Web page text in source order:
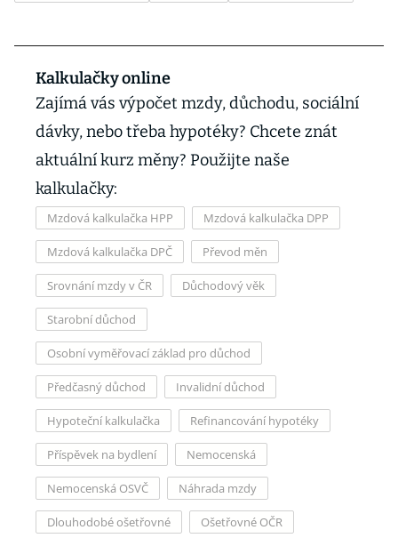
Kalkulačky online
Zajímá vás výpočet mzdy, důchodu, sociální
dávky, nebo třeba hypotéky? Chcete znát
aktuální kurz měny? Použijte naše
kalkulačky:
Mzdová kalkulačka HPP Mzdová kalkulačka DPP
Mzdová kalkulačka DPČ Převod měn
Srovnání mzdy v ČR Důchodový věk
Starobní důchod
Osobní vyměřovací základ pro důchod
Předčasný důchod Invalidní důchod
Hypoteční kalkulačka Refinancování hypotéky
Příspěvek na bydlení Nemocenská
Nemocenská OSVČ Náhrada mzdy
Dlouhodobé ošetřovné Ošetřovné OČR